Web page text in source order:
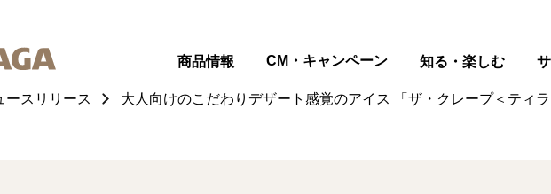
商品情報 CM・キャンペーン 知る・楽しむ
ースリリース 大人向けのこだわりデザート感覚のアイス 「ザ・クレープ＜ティ